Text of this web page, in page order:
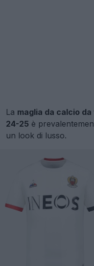
La maglia da calcio
24-25 è
un look di lusso.